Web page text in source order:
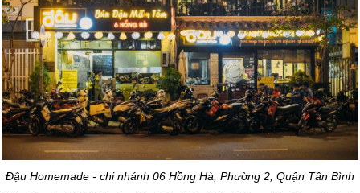
Đậu Homemade - chi nhánh 06 Hồng Hà, Phường 2, Quận Tân Bình